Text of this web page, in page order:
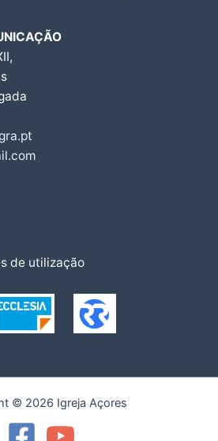
de utilização
© 2026 Igreja Açores